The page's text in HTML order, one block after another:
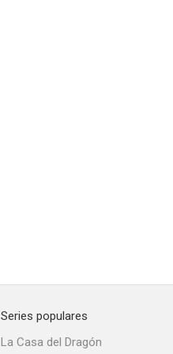
Series populares
La Casa del Dragón